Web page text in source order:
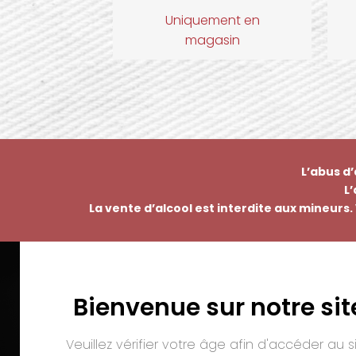
Uniquement en
magasin
L’abus
La vente d’alcool est interdite aux
Bienvenue sur notre
Veuillez vérifier votre âge afin d'accéder au
EMMANUEL NASTI
BP 20055 – 68391 SAUSHEIM Cedex